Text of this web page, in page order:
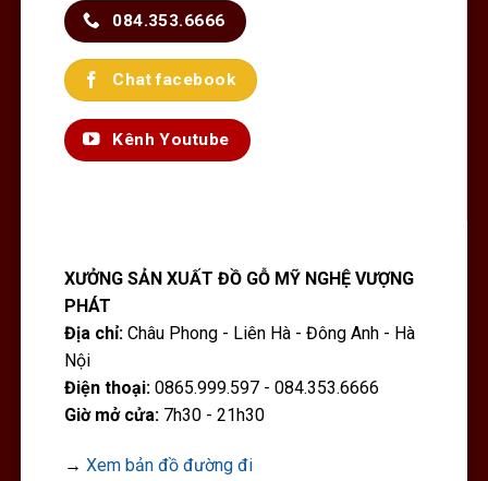
084.353.6666
Chat facebook
Kênh Youtube
XƯỞNG SẢN XUẤT ĐỒ GỖ MỸ NGHỆ VƯỢNG
PHÁT
Địa chỉ:Châu Phong - Liên Hà - Đông Anh - Hà
Nội
Điện thoại:0865.999.597 - 084.353.6666
Giờ mở cửa:7h30 - 21h30
→ Xem bản đồ đường đi